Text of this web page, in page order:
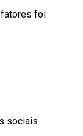
fatores foi
sociais